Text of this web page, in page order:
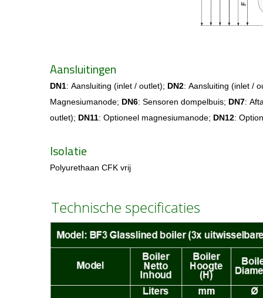
Aansluitingen
DN1: Aansluiting (inlet / outlet); DN2: Aansluiting (inlet /
Magnesiumanode; DN6: Sensoren dompelbuis; DN7:
outlet); DN11: Optioneel magnesiumanode; DN12:
Isolatie
Polyurethaan CFK vrij
Technische specificaties